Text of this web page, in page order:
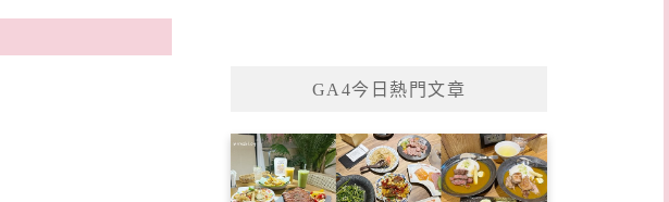
GA4今日熱門文章